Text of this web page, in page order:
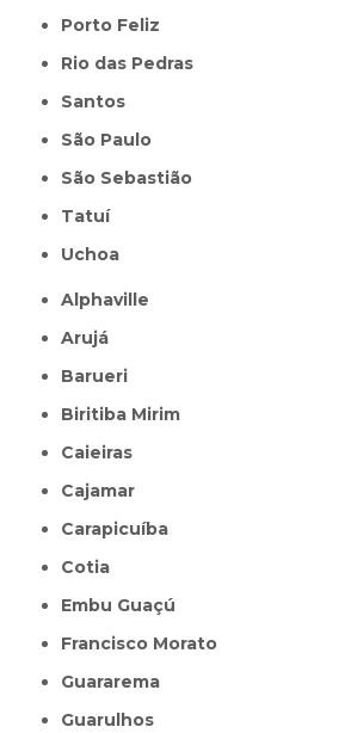
Porto Feliz
Rio das Pedras
Santos
São Paulo
São Sebastião
Tatuí
Uchoa
Alphaville
Arujá
Barueri
Biritiba Mirim
Caieiras
Cajamar
Carapicuíba
Cotia
Embu Guaçú
Francisco Morato
Guararema
Guarulhos